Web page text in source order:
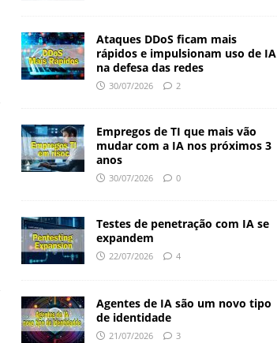
Ataques DDoS ficam mais
rápidos e impulsionam uso de IA
na defesa das redes
30/07/2026 2
Empregos de TI que mais vão
mudar com a IA nos próximos 3
anos
30/07/2026 0
Testes de penetração com IA se
expandem
22/07/2026 4
Agentes de IA são um novo tipo
de identidade
21/07/2026 3